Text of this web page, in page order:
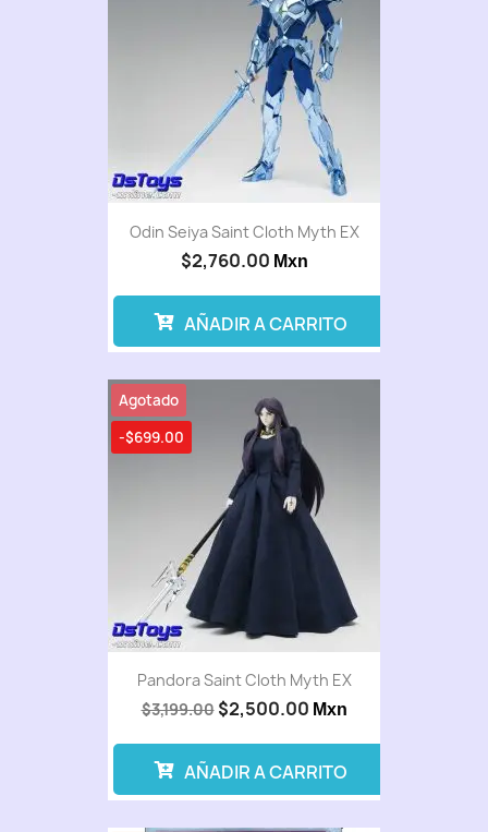
Odin Seiya Saint Cloth Myth EX
$2,760.00 Mxn
AÑADIR A CARRITO
Pandora Saint Cloth Myth EX
$3,199.00 $2,500.00 Mxn
-$699.00
Agotado
AÑADIR A CARRITO